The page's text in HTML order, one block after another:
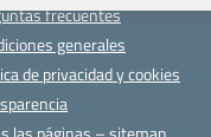
frecuentes
generales
de privacidad y cookies